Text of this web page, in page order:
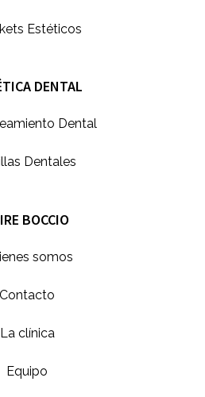
Estéticos
DENTAL
Dental
Dentales
BOCCIO
somos
Contacto
La clínica
Equipo